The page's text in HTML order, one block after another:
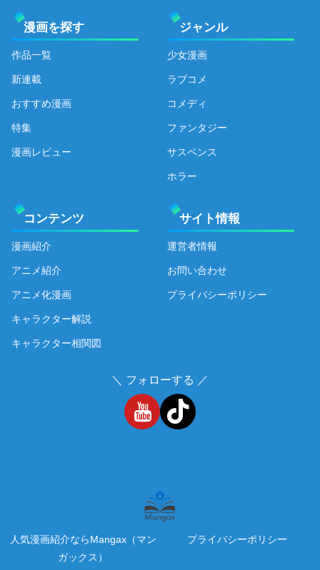
漫画を探す
作品一覧
新連載
おすすめ漫画
特集
漫画レビュー
ジャンル
少女漫画
ラブコメ
コメディ
ファンタジー
サスペンス
ホラー
コンテンツ
漫画紹介
アニメ紹介
アニメ化漫画
キャラクター解説
キャラクター相関図
サイト情報
運営者情報
お問い合わせ
プライバシーポリシー
＼ フォローする ／
人気漫画紹介ならMangax（マン
ガックス）
プライバシーポリシー